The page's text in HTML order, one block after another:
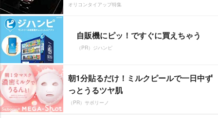
オリコンタイアップ特集
自販機にピッ！ですぐに買えちゃう
（PR）ジハンピ
朝1分貼るだけ！ミルクピールで一日中ず
っとうるツヤ肌
（PR）サボリーノ